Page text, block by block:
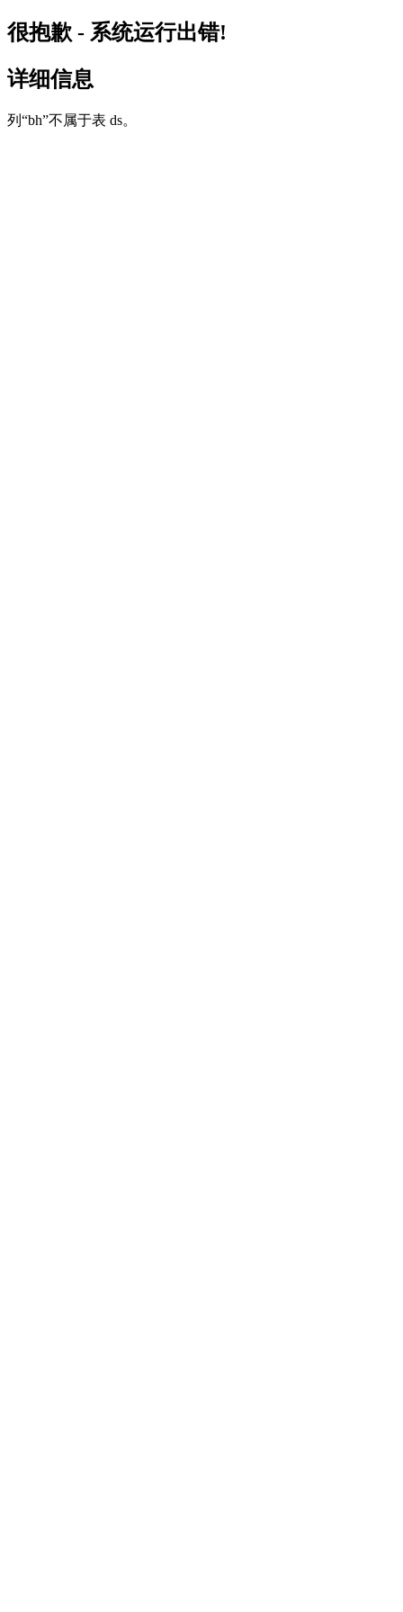
很抱歉 - 系统运行出错!
详细信息
列“bh”不属于表 ds。